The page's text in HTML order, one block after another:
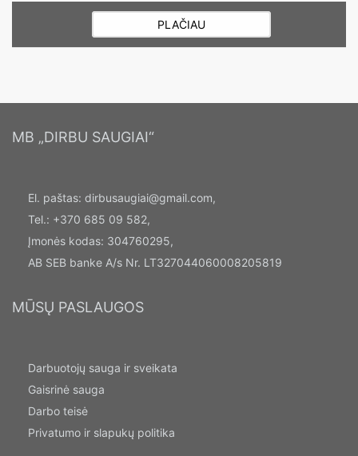
PLAČIAU
MB „DIRBU SAUGIAI“
El. paštas: dirbusaugiai@gmail.com,
Tel.: +370 685 09 582,
Įmonės kodas: 304760295,
AB SEB banke A/s Nr. LT327044060008205819
MŪSŲ PASLAUGOS
Darbuotojų sauga ir sveikata
Gaisrinė sauga
Darbo teisė
Privatumo ir slapukų politika